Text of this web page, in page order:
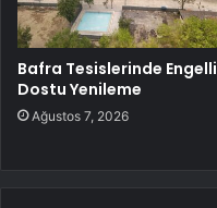
Bafra Tesislerinde Engelli
Dostu Yenileme
Ağustos 7, 2026